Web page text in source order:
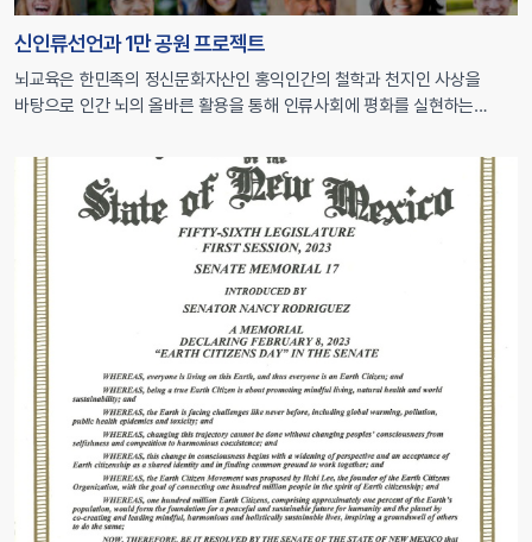
신인류선언과 1만 공원 프로젝트
뇌교육은 한민족의 정신문화자산인 홍익인간의 철학과 천지인 사상을
바탕으로 인간 뇌의 올바른 활용을 통해 인류사회에 평화를 실현하는
인류가 추구할 보편적 가치로서 확장될 수 있는 바, 21세기 들어
‘지구시민정신’으로 그리고 최근에는 ‘공생’의 개념으로 새롭게 소개되고
있습니다. 바로가기 2023년 신인류선언문 2015년 말 유엔기후변화협약
당사국 총회에서는 만장일치로 지구 기온 상승 1.5℃ […]